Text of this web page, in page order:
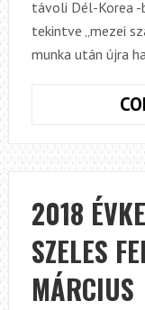
távoli Dél-Korea
tekintve „mezei
munka után újra
2018
SZELES
MÁRCIUS